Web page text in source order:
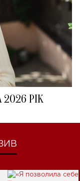
2026 РІК